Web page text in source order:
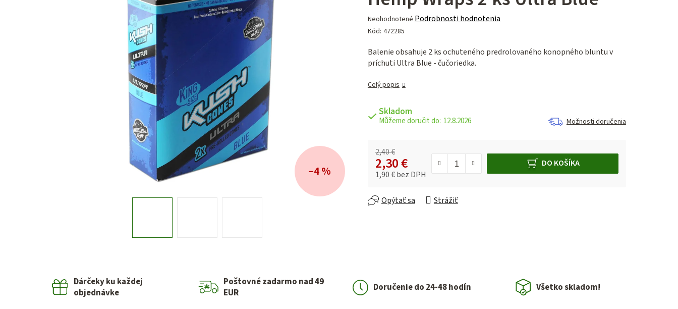
Priemerné
hodnotenie
je
0,0
hviezdičiek.
Neohodnotené Podrobnosti hodnotenia
Kód: 472285
Balenie obsahuje 2 ks ochuteného predrolovaného konopného bluntu v
príchuti Ultra Blue - čučoriedka.
Celý popis
Skladom
12.8.2026 Možnosti doručenia
2,40 €
2,30 €
1,90 € bez DPH
DO KOŠÍKA
Opýtať sa Strážiť
–4 %
Dárčeky ku každej
objednávke
Poštovné zadarmo nad 49
EUR
Doručenie do 24-48 hodín Všetko skladom!